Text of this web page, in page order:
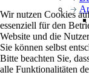
Wir nutzen Cookies
essenziell für den
Website und die
Sie können selbst
Bitte beachten Sie,
alle Funktionalitäten